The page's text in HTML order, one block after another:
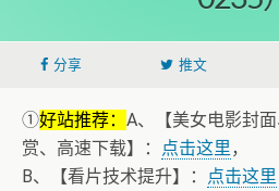
分享 推文
①好站推荐： A、【美女电影封
赏、高速下载】：
点击这里，
B、【看片技术提升】：
点击这里